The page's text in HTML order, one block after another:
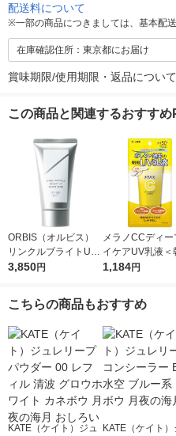
配送料について
※一部の商品につきましては、基本配
在庫確認住所：東京都にお届け
賞味期限/使用期限・返品について
この商品と関連するおすすめ
ORBIS（オルビス）
リンクルブライトUV
プロテクター N 50g
3,850円
メラノCCディー
イケアUV乳液＜
日焼け止め乳液
1,184円
こちらの商品もおすすめ
KATE（ケイト）ジュ
KATE（ケイト）